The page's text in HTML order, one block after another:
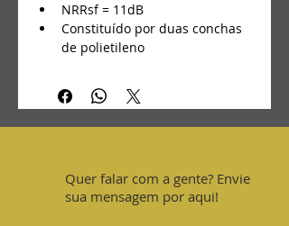
NRRsf = 11dB
Constituído por duas conchas
de polietileno
com regulagem para ajuste
2 almofadas externas
2 espumas internas
Quer falar com a gente? Envie
sua mensagem por aqui!